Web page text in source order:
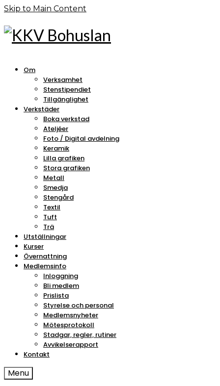
Skip to Main Content
Om
Verksamhet
Stenstipendiet
Tillgänglighet
Verkstäder
Boka verkstad
Ateljéer
Foto / Digital avdelning
Keramik
Lilla grafiken
Stora grafiken
Metall
Smedja
Stengård
Textil
Tuft
Trä
Utställningar
Kurser
Övernattning
Medlemsinfo
Inloggning
Bli medlem
Prislista
Styrelse och personal
Medlemsnyheter
Mötesprotokoll
Stadgar, regler, rutiner
Avvikelserapport
Kontakt
Menu